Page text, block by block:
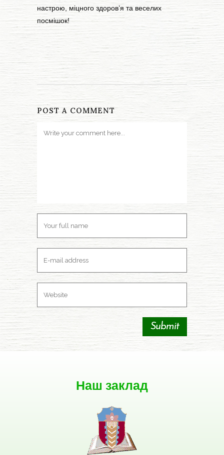
настрою, міцного здоров’я та веселих
посмішок!
POST A COMMENT
Наш заклад